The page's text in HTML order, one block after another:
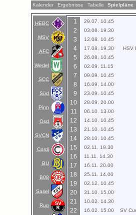
Kalender Ergebnisse Tabelle Spielpläne
HEBC
MSV
AFC
Wedel
SCC
Süd
Pinn
Osd
SVCN
Cordi
BU
B08
Sasel
Rug
1 29.07. 10.45
2 03.08. 19.30
3 12.08. 10.45
4 17.08. 19.30 HSV
5 26.08. 10.45
6 02.09. 11.15
7 09.09. 10.45
8 16.09. 14.00
9 23.09. 10.45
10 28.09. 20.00
11 06.10. 13.00
12 14.10. 10.45
13 21.10. 10.45
14 28.10. 10.45
15 02.11. 19.30
16 11.11. 14.30
17 16.11. 20.00
18 25.11. 14.00
19 02.12. 10.45
20 31.10. 15.00
21 10.02. 14.30
22 16.02. 15.00 SV